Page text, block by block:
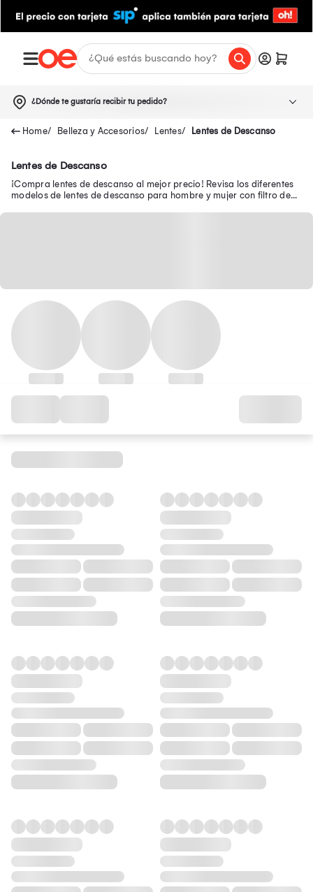
¿Dónde te gustaría recibir tu pedido?
Belleza y Accesorios Lentes Lentes de Descanso
Lentes de Descanso
¡Compra lentes de descanso al mejor precio! Revisa los diferentes
modelos de lentes de descanso para hombre y mujer con filtro de